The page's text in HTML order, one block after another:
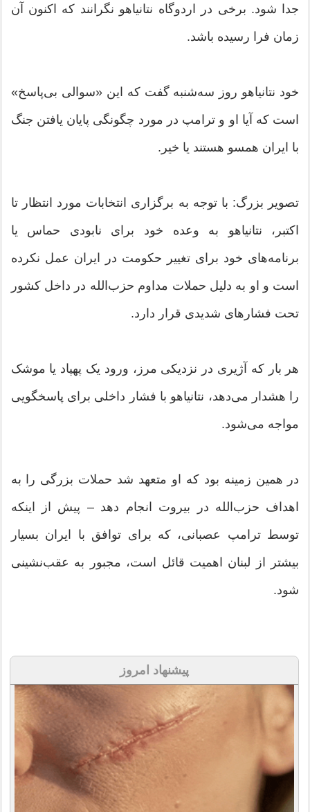
جدا شود. برخی در اردوگاه نتانیاهو نگرانند که اکنون آن
زمان فرا رسیده باشد.
خود نتانیاهو روز سه‌شنبه گفت که این «سوالی بی‌پاسخ»
است که آیا او و ترامپ در مورد چگونگی پایان یافتن جنگ
با ایران همسو هستند یا خیر.
تصویر بزرگ: با توجه به برگزاری انتخابات مورد انتظار تا
اکتبر، نتانیاهو به وعده خود برای نابودی حماس یا
برنامه‌های خود برای تغییر حکومت در ایران عمل نکرده
است و او به دلیل حملات مداوم حزب‌الله در داخل کشور
تحت فشارهای شدیدی قرار دارد.
هر بار که آژیری در نزدیکی مرز، ورود یک پهپاد یا موشک
را هشدار می‌دهد، نتانیاهو با فشار داخلی برای پاسخگویی
مواجه می‌شود.
در همین زمینه بود که او متعهد شد حملات بزرگی را به
اهداف حزب‌الله در بیروت انجام دهد – پیش از اینکه
توسط ترامپ عصبانی، که برای توافق با ایران بسیار
بیشتر از لبنان اهمیت قائل است، مجبور به عقب‌نشینی
شود.
پیشنهاد امروز